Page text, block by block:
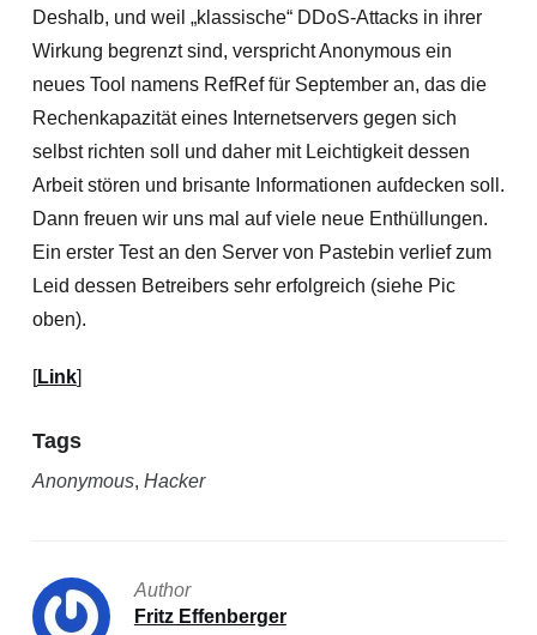
Deshalb, und weil „klassische“ DDoS-Attacks in ihrer
Wirkung begrenzt sind, verspricht Anonymous ein
neues Tool namens RefRef für September an, das die
Rechenkapazität eines Internetservers gegen sich
selbst richten soll und daher mit Leichtigkeit dessen
Arbeit stören und brisante Informationen aufdecken soll.
Dann freuen wir uns mal auf viele neue Enthüllungen.
Ein erster Test an den Server von Pastebin verlief zum
Leid dessen Betreibers sehr erfolgreich (siehe Pic
oben).
[Link]
Tags
Anonymous, Hacker
Author
Fritz Effenberger